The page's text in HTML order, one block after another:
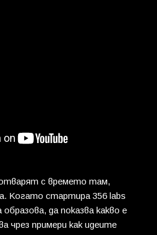
отварят с времето там,
Когато стартира 356 labs
да показва какво е
чрез примери как идеите